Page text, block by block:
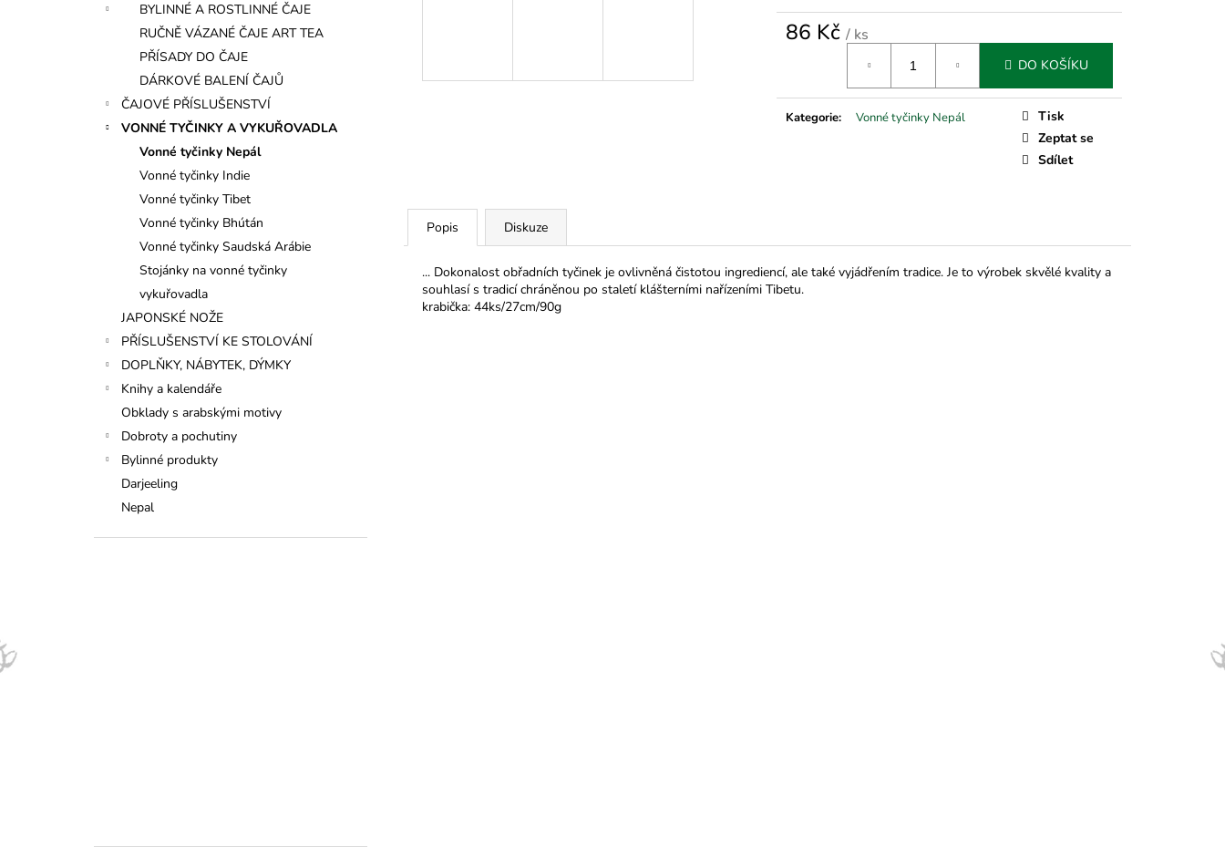
BYLINNÉ A ROSTLINNÉ ČAJE
RUČNĚ VÁZANÉ ČAJE ART TEA
PŘÍSADY DO ČAJE
DÁRKOVÉ BALENÍ ČAJŮ
ČAJOVÉ PŘÍSLUŠENSTVÍ
VONNÉ TYČINKY A VYKUŘOVADLA
Vonné tyčinky Nepál
Vonné tyčinky Indie
Vonné tyčinky Tibet
Vonné tyčinky Bhútán
Vonné tyčinky Saudská Arábie
Stojánky na vonné tyčinky
vykuřovadla
JAPONSKÉ NOŽE
PŘÍSLUŠENSTVÍ KE STOLOVÁNÍ
DOPLŇKY, NÁBYTEK, DÝMKY
Knihy a kalendáře
Obklady s arabskými motivy
Dobroty a pochutiny
Bylinné produkty
Darjeeling
Nepal
86 Kč / ks
DO KOŠÍKU
Kategorie: Vonné tyčinky Nepál
Tisk
Zeptat se
Sdílet
Popis Diskuze
... Dokonalost obřadních tyčinek je ovlivněná čistotou ingrediencí, ale také vyjádřením tradice. Je to výrobek skvělé kvality a
souhlasí s tradicí chráněnou po staletí klášterními nařízeními Tibetu.
krabička: 44ks/27cm/90g